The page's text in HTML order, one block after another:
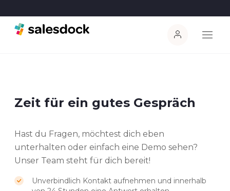
Zeit für ein gutes Gespräch
Hast du Fragen, möchtest dich eben
unterhalten oder einfach eine Demo sehen?
Unser Team steht für dich bereit!
Unverbindlich Kontakt aufnehmen und innerhalb